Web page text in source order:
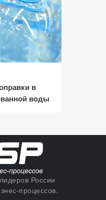
в
воды
России
процессов.